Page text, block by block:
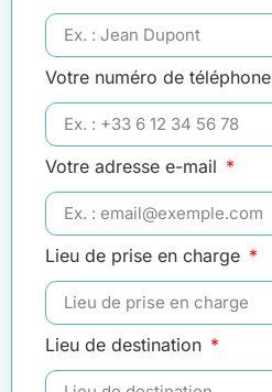
Votre numéro de téléphone
Votre adresse e-mail
Lieu de prise en charge
Lieu de destination